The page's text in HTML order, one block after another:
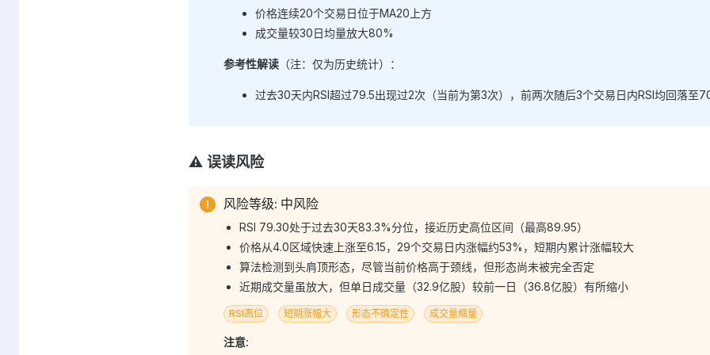
价格连续20个交易日位于MA20上方
成交量较30日均量放大80%
参考性解读 （注：仅为历史统计）：
过去30天内RSI超过79.5出现过2次（当前为第3次），前两次随后3个交易日内RSI均回落至
⚠️ 误读风险
风险等级: 中风险
RSI 79.30处于过去30天83.3%分位，接近历史高位区间（最高89.95）
价格从4.0区域快速上涨至6.15，29个交易日内涨幅约53%，短期内累计涨幅较大
算法检测到头肩顶形态，尽管当前价格高于颈线，但形态尚未被完全否定
近期成交量虽放大，但单日成交量（32.9亿股）较前一日（36.8亿股）有所缩小
RSI高位 短期涨幅大 形态不确定性 成交量缩量
注意: